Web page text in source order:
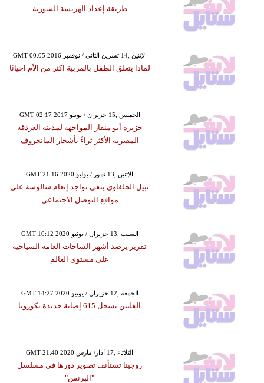
طريقة إعداد الهريسة السورية
GMT 00:05 2016 الإثنين ,14 تشرين الثاني / نوفمبر
لماذا يتعلق الطفل بالمربية اكثر من الأم احيانًا
GMT 02:17 2017 الخميس ,15 حزيران / يونيو
جزيرة أبو منقار المواجهة لمدينة الغردقة
المصرية الأكثر ثراءً بأشجار المانجروف
GMT 21:16 2020 الإثنين ,13 تموز / يوليو
نبيل الحلفاوي ينفي تواجد إنعام سالوسة على
مواقع التوصل الاجتماعي
GMT 10:12 2020 السبت ,13 حزيران / يونيو
تقرير يرصد أشهر الساحات العامة السياحية
على مستوى العالم
GMT 14:27 2020 الجمعة ,12 حزيران / يونيو
الفلبين تسجل 615 إصابة جديدة بكورونا
GMT 21:40 2020 الثلاثاء ,17 آذار/ مارس
روجينا تستأنف تصوير دورها في مسلسل
"البرنس"